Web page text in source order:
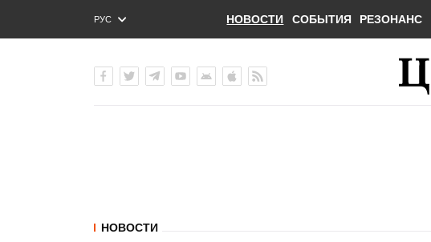
РУС
ENG
НОВОСТИ СОБЫТИЯ РЕЗОНАНС
НОВОСТИ